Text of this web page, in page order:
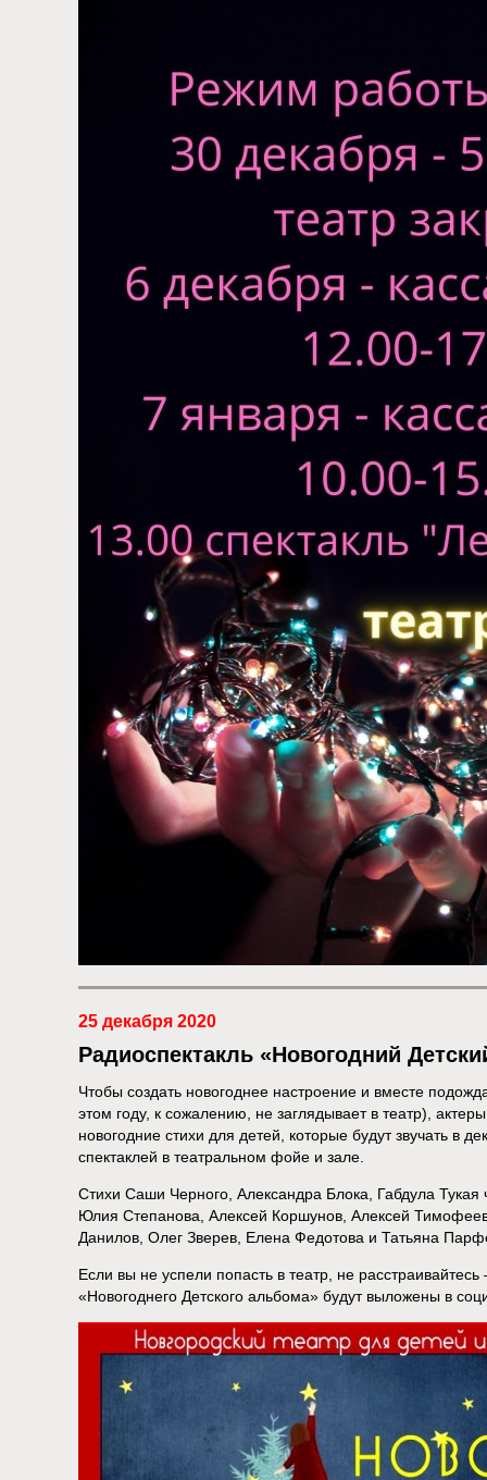
25 декабря 2020
Радиоспектакль «Новогодний
Чтобы создать новогоднее настроение и вместе
этом году, к сожалению, не заглядывает в театр),
новогодние стихи для детей, которые будут звучать в
спектаклей в театральном фойе и зале.
Стихи Саши Черного, Александра Блока, Габдула
Юлия Степанова, Алексей Коршунов, Алексей
Данилов, Олег Зверев, Елена Федотова и Татьяна
Если вы не успели попасть в театр, не
«Новогоднего Детского альбома» будут выложены в